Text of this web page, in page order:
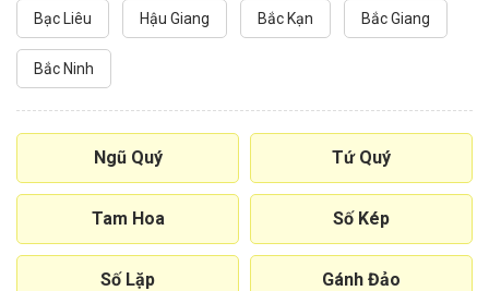
Bạc Liêu Hậu Giang Bắc Kạn Bắc Giang
Bắc Ninh
Ngũ Quý Tứ Quý
Tam Hoa Số Kép
Số Lặp Gánh Đảo